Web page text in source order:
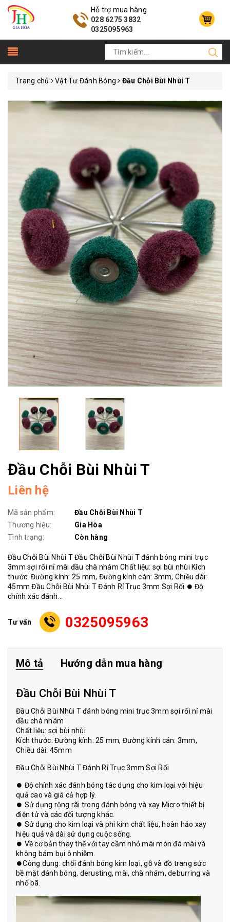
Hỗ trợ mua hàng
028 6275 3832
0325095963
Trang chủ Vật Tư Đánh Bóng Đầu Chỗi Bùi Nhùi T
Đầu Chỗi Bùi Nhùi T
Liên hệ
Mã sản phẩm:
Đầu Chỗi Bùi Nhùi T
Thương hiệu:
Gia Hòa
Tình trạng:
Còn hàng
Đầu Chỗi Bùi Nhùi T Đầu Chỗi Bùi Nhùi T đánh bóng mini trục
3mm sợi rối nỉ mài đầu chà nhám Chất liệu: sợi bùi nhùi Kích
thước: Đường kính: 25 mm, Đường kính cán: 3mm, Chiều dài:
45mm Đầu Chỗi Bùi Nhùi T Đánh Rỉ Trục 3mm Sợi Rối ⏺ Độ
chính xác đánh...
Tư vấn 0325095963
Mô tả Hướng dẫn mua hàng
Đầu Chỗi Bùi Nhùi T
Đầu Chỗi Bùi Nhùi T đánh bóng mini trục 3mm sợi rối nỉ mài
đầu chà nhám
Chất liệu: sợi bùi nhùi
Kích thước: Đường kính: 25 mm, Đường kính cán: 3mm,
Chiều dài: 45mm
Đầu Chỗi Bùi Nhùi T Đánh Rỉ Trục 3mm Sợi Rối
⏺ Độ chính xác đánh bóng tác dụng cho kim loại với hiệu
quả cao và giá cả hợp lý.
⏺ Sử dụng rộng rãi trong đánh bóng và xay Micro thiết bị
điện tử và các đối tượng khác.
⏺ Sử dụng cho kim loại và phi kim chất liệu, hoàn hảo xay
hiệu quả và dài sử dụng cuộc sống.
⏺ Về cơ bản thay thế với tay cầm nhỏ mài mòn đá mài và
không bám bụi ô nhiễm.
⏺Công dụng: chổi đánh bóng kim loại, gỗ và đồ trang sức
bề mặt đánh bóng, derusting, mài, chà nhám, deburring và
nhổ bã.